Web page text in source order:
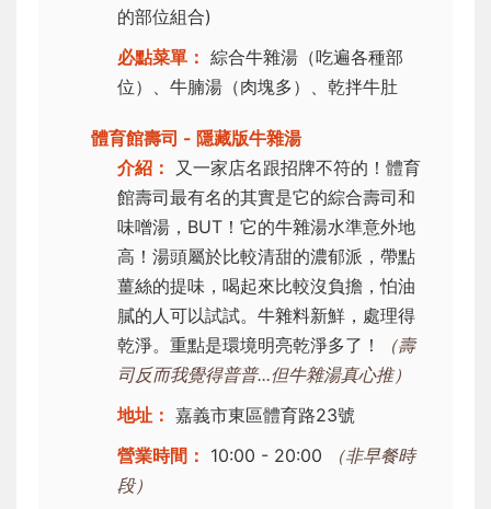
的部位組合)
必點菜單： 綜合牛雜湯（吃遍各種部
位）、牛腩湯（肉塊多）、乾拌牛肚
體育館壽司 - 隱藏版牛雜湯
介紹：
又一家店名跟招牌不符的！體育
館壽司最有名的其實是它的綜合壽司和
味噌湯，BUT！它的牛雜湯水準意外地
高！湯頭屬於比較清甜的濃郁派，帶點
薑絲的提味，喝起來比較沒負擔，怕油
膩的人可以試試。牛雜料新鮮，處理得
乾淨。重點是環境明亮乾淨多了！
（壽
司反而我覺得普普...但牛雜湯真心推）
地址： 嘉義市東區體育路23號
營業時間： 10:00 - 20:00
（非早餐時
段）